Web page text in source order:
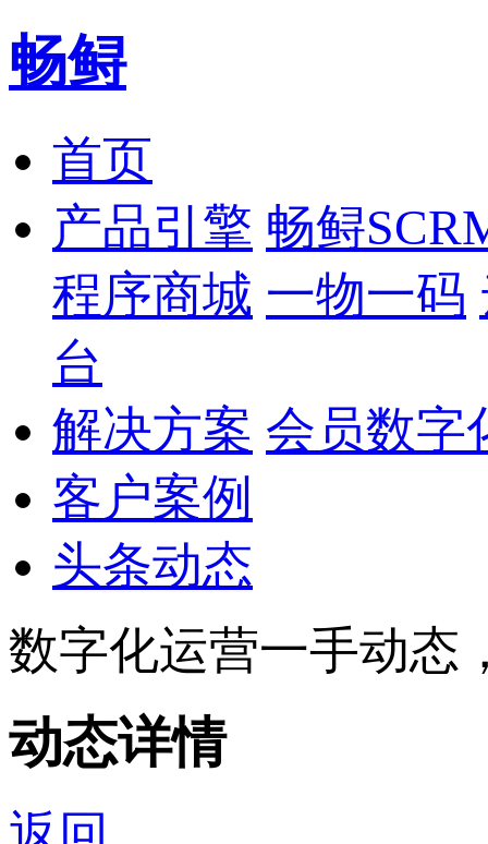
畅鲟
首页
产品引擎 畅鲟
程序商城 一物一码
台
解决方案 会员数字
客户案例
头条动态
数字化运营一手动态
动态详情